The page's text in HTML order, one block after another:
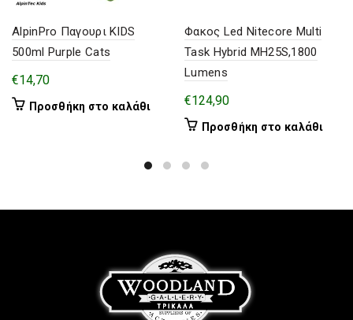
AlpinPro Παγουρι KIDS
500ml Purple Cats
€14,70
Προσθήκη στο καλάθι
Φακος Led Nitecore Multi
Task Hybrid MH25S,1800
Lumens
€124,90
Προσθήκη στο καλάθι